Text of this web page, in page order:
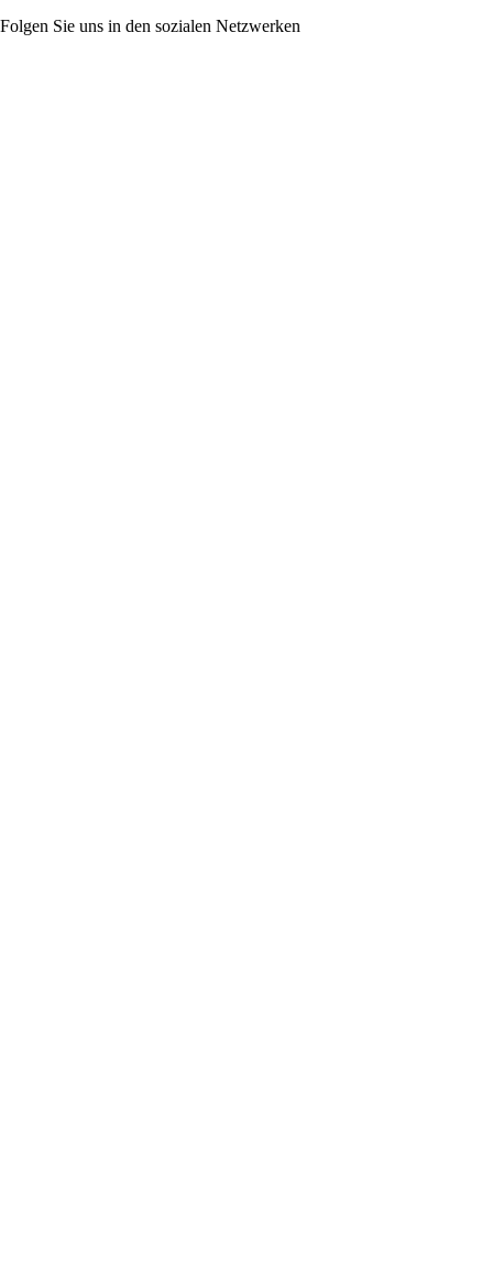
Folgen Sie uns in den sozialen Netzwerken